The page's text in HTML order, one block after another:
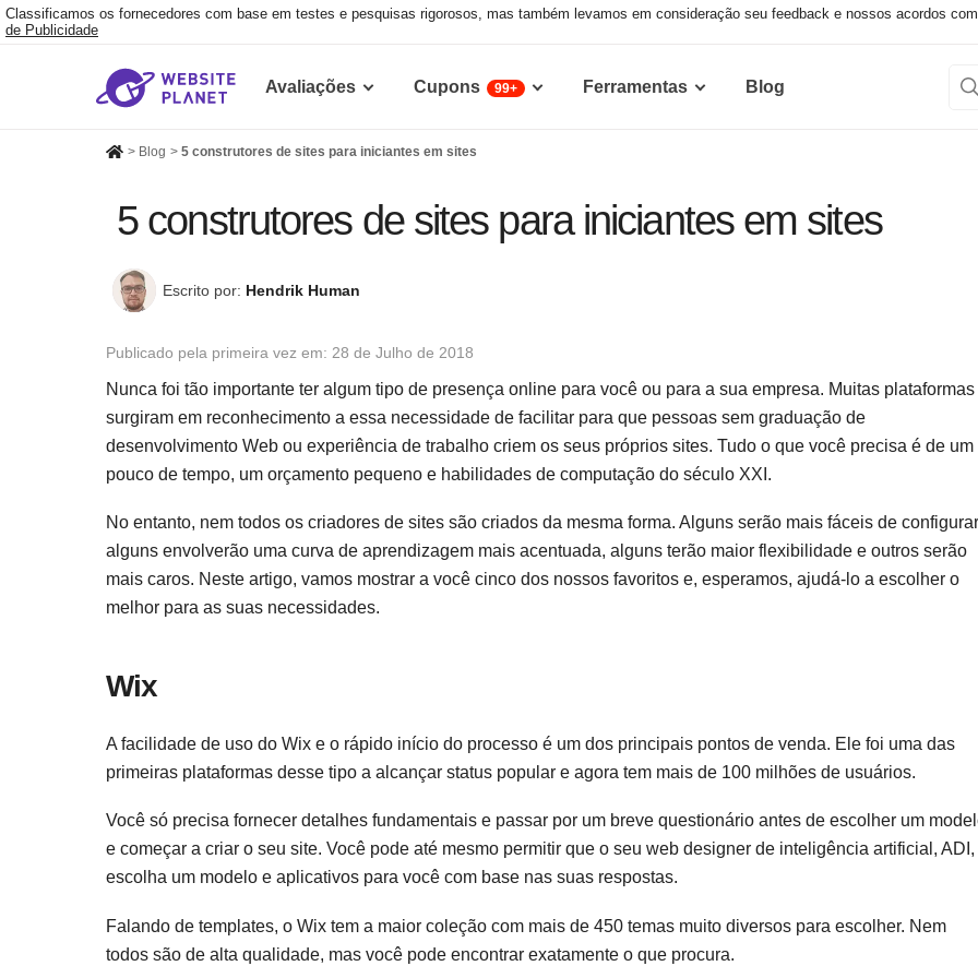
Classificamos os fornecedores com base em testes e pesquisas rigorosos, mas também levamos em consideração seu feedback e nossos acordos
de Publicidade
Avaliações Cupons 99+ Ferramentas Blog
> Blog > 5 construtores de sites para iniciantes em sites
5 construtores de sites para iniciantes em sites
Escrito por: Hendrik Human
Publicado pela primeira vez em: 28 de Julho de 2018
Nunca foi tão importante ter algum tipo de presença online para você ou para a sua empresa. Muitas plataformas
surgiram em reconhecimento a essa necessidade de facilitar para que pessoas sem graduação de
desenvolvimento Web ou experiência de trabalho criem os seus próprios sites. Tudo o que você precisa é de um
pouco de tempo, um orçamento pequeno e habilidades de computação do século XXI.
No entanto, nem todos os criadores de sites são criados da mesma forma. Alguns serão mais fáceis de
alguns envolverão uma curva de aprendizagem mais acentuada, alguns terão maior flexibilidade e outros serão
mais caros. Neste artigo, vamos mostrar a você cinco dos nossos favoritos e, esperamos, ajudá-lo a escolher o
melhor para as suas necessidades.
Wix
A facilidade de uso do Wix e o rápido início do processo é um dos principais pontos de venda. Ele foi uma das
primeiras plataformas desse tipo a alcançar status popular e agora tem mais de 100 milhões de usuários.
Você só precisa fornecer detalhes fundamentais e passar por um breve questionário antes de escolher um
e começar a criar o seu site. Você pode até mesmo permitir que o seu web designer de inteligência artificial, ADI,
escolha um modelo e aplicativos para você com base nas suas respostas.
Falando de templates, o Wix tem a maior coleção com mais de 450 temas muito diversos para escolher. Nem
todos são de alta qualidade, mas você pode encontrar exatamente o que procura.